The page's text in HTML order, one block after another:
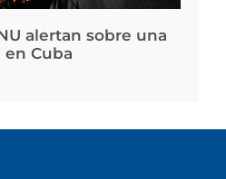
alertan sobre una
en Cuba